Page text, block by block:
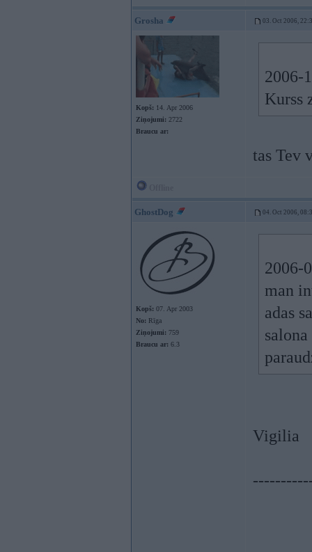
Grosha 03. Oct 2006,
Kopš: 14. Apr 2006
Ziņojumi: 2722
Braucu ar:
2006-
Kurss
tas Tev
GhostDog 04. Oct 2006,
Kopš: 07. Apr 2003
No: Rīga
Ziņojumi: 759
Braucu ar: 6.3
2006-
man
adas
Vigilia